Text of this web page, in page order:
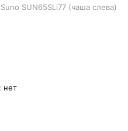
SUN65SLi77 (чаша слева)
: нет